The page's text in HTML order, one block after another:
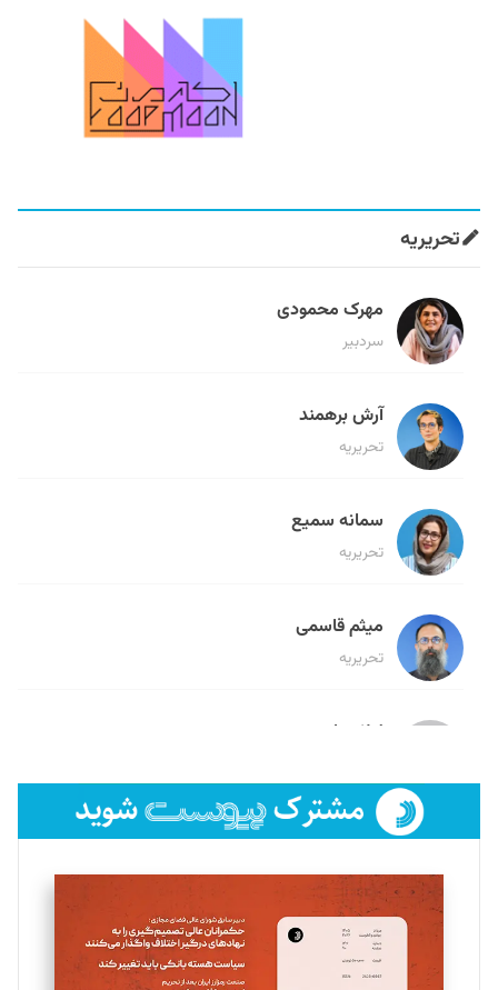
تحریریه
مهرک محمودی
سردبیر
آرش برهمند
تحریریه
سمانه سمیع
تحریریه
میثم قاسمی
تحریریه
لیلا حنارود
فائزه فتحی رستمی
تحریریه
سروش کرمیان
تحریریه